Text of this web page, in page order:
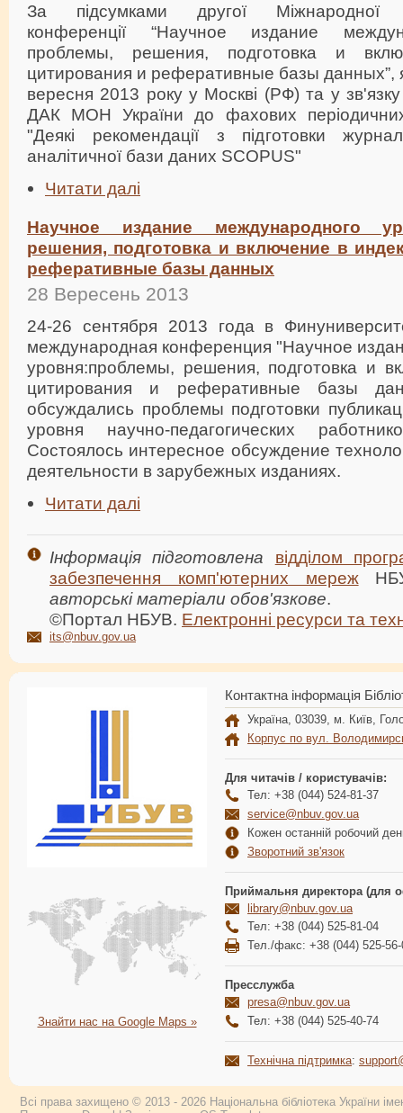
За підсумками другої Міжнародної
конференції “Научное издание
проблемы, решения, подготовка и
цитирования и реферативные базы данных”,
вересня 2013 року у Москві (РФ) та у
ДАК МОН України до фахових
"Деякі рекомендації з підготовки
аналітичної бази даних SCOPUS"
Читати далі
Научное издание международного
решения, подготовка и включение в
реферативные базы данных
28 Вересень 2013
24-26 сентября 2013 года в
международная конференция "Научное
уровня:проблемы, решения, подготовка и
цитирования и реферативные базы
обсуждались проблемы подготовки
уровня научно-педагогических
Состоялось интересное обсуждение
деятельности в зарубежных изданиях.
Читати далі
Інформація підготовлена
відділом
забезпечення комп'ютерних мереж
авторські матеріали обов'язкове.
©Портал НБУВ. Електронні ресурси та
its@nbuv.gov.ua
Знайти нас на Google Maps »
Контактна інформація
Україна, 03039, м. Київ,
Корпус по вул.
Для читачів / користувачів:
Тел: +38 (044) 524-81-37
service@nbuv.gov.ua
Кожен останній робочий
Зворотний зв'язок
Приймальня директора (для
library@nbuv.gov.ua
Тел: +38 (044) 525-81-04
Тел./факс: +38 (044) 525-56-
Пресслужба
presa@nbuv.gov.ua
Тел: +38 (044) 525-40-74
Технічна підтримка:
Всі права захищено © 2013 - 2026 Національна бібліотека України